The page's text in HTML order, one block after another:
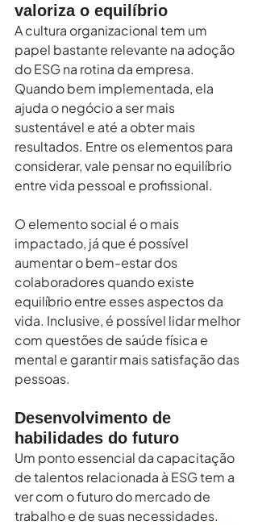
valoriza o equilíbrio
A cultura organizacional tem um
papel bastante relevante na adoção
do ESG na rotina da empresa.
Quando bem implementada, ela
ajuda o negócio a ser mais
sustentável e até a obter mais
resultados. Entre os elementos para
considerar, vale pensar no equilíbrio
entre vida pessoal e profissional.
O elemento social é o mais
impactado, já que é possível
aumentar o bem-estar dos
colaboradores quando existe
equilíbrio entre esses aspectos da
vida. Inclusive, é possível lidar melhor
com questões de saúde física e
mental e garantir mais satisfação das
pessoas.
Desenvolvimento de
habilidades do futuro
Um ponto essencial da capacitação
de talentos relacionada à ESG tem a
ver com o futuro do mercado de
trabalho e de suas necessidades.